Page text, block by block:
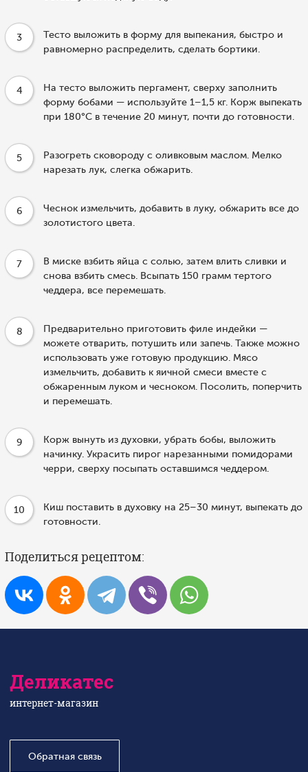
3
Тесто выложить в форму для выпекания, быстро и
равномерно распределить, сделать бортики.
4
На тесто выложить пергамент, сверху заполнить
форму бобами — используйте 1–1,5 кг. Корж выпекать
при 180°С в течение 20 минут, почти до готовности.
5
Разогреть сковороду с оливковым маслом. Мелко
нарезать лук, слегка обжарить.
6
Чеснок измельчить, добавить в луку, обжарить все до
золотистого цвета.
7
В миске взбить яйца с солью, затем влить сливки и
снова взбить смесь. Всыпать 150 грамм тертого
чеддера, все перемешать.
8
Предварительно приготовить филе индейки —
можете отварить, потушить или запечь. Также можно
использовать уже готовую продукцию. Мясо
измельчить, добавить к яичной смеси вместе с
обжаренным луком и чесноком. Посолить, поперчить
и перемешать.
9
Корж вынуть из духовки, убрать бобы, выложить
начинку. Украсить пирог нарезанными помидорами
черри, сверху посыпать оставшимся чеддером.
10
Киш поставить в духовку на 25–30 минут, выпекать до
готовности.
Поделиться рецептом:
Деликатес
интернет-магазин
Обратная связь